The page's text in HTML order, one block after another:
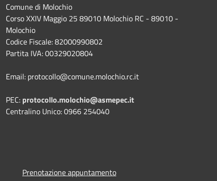
Comune di Molochio
Corso XXIV Maggio 25 89010 Molochio RC - 89010 -
Molochio
Codice Fiscale: 82000990802
Partita IVA: 00329020804
Email: protocollo@comune.molochio.rc.it
PEC: protocollo.molochio@asmepec.it
Centralino Unico: 0966 254040
Prenotazione appuntamento